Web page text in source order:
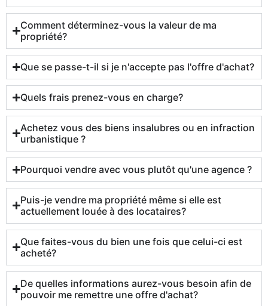
Comment déterminez-vous la valeur de ma
propriété?
Que se passe-t-il si je n'accepte pas l'offre d'achat?
Quels frais prenez-vous en charge?
Achetez vous des biens insalubres ou en infraction
urbanistique ?
Pourquoi vendre avec vous plutôt qu'une agence ?
Puis-je vendre ma propriété même si elle est
actuellement louée à des locataires?
Que faites-vous du bien une fois que celui-ci est
acheté?
De quelles informations aurez-vous besoin afin de
pouvoir me remettre une offre d'achat?